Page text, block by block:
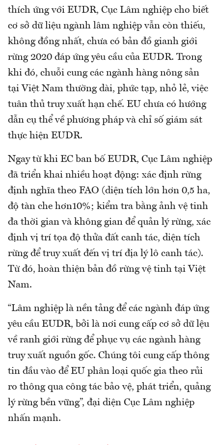
thích ứng với EUDR, Cục Lâm nghiệp cho biết
cơ sở dữ liệu ngành lâm nghiệp vẫn còn thiếu,
không đồng nhất, chưa có bản đồ gianh giới
rừng 2020 đáp ứng yêu cầu của EUDR. Trong
khi đó, chuỗi cung các ngành hàng nông sản
tại Việt Nam thường dài, phức tạp, nhỏ lẻ, việc
tuân thủ truy xuất hạn chế. EU chưa có hướng
dẫn cụ thể về phương pháp và chỉ số giám sát
thực hiện EUDR.
Ngay từ khi EC ban bố EUDR, Cục Lâm nghiệp
đã triển khai nhiều hoạt động: xác định rừng
định nghĩa theo FAO (diện tích lớn hơn 0,5 ha,
độ tàn che hơn10%; kiểm tra bằng ảnh vệ tinh
đa thời gian và không gian để quản lý rừng, xác
định vị trí tọa độ thửa đất canh tác, diện tích
rừng để truy xuất đến vị trí địa lý lô canh tác).
Từ đó, hoàn thiện bản đồ rừng vệ tinh tại Việt
Nam.
“Lâm nghiệp là nền tảng để các ngành đáp ứng
yêu cầu EUDR, bởi là nơi cung cấp cơ sở dữ lệu
về ranh giới rừng để phục vụ các ngành hàng
truy xuất nguồn gốc. Chúng tôi cung cấp thông
tin đầu vào để EU phân loại quốc gia theo rủi
ro thông qua công tác bảo vệ, phát triển, quảng
lý rừng bền vững”, đại diện Cục Lâm nghiệp
nhấn mạnh.